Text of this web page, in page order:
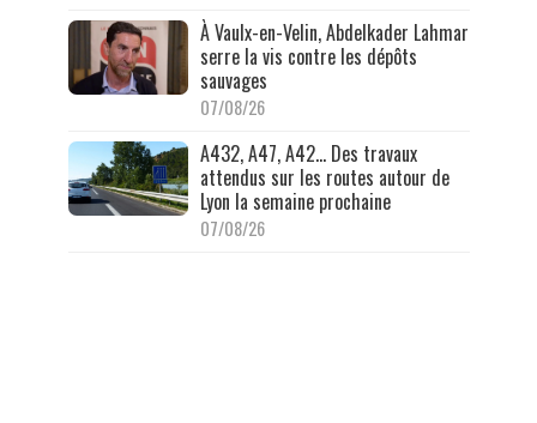
À Vaulx-en-Velin, Abdelkader Lahmar
serre la vis contre les dépôts
sauvages
07/08/26
A432, A47, A42… Des travaux
attendus sur les routes autour de
Lyon la semaine prochaine
07/08/26